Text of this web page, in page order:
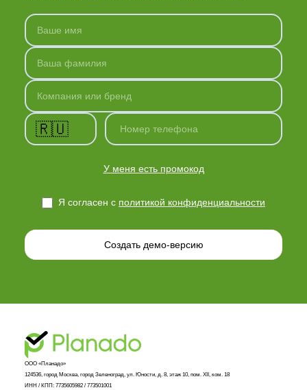
Ваше имя
Ваша фамилия
Компания или бренд
🇷🇺 Номер телефона
У меня есть промокод
Я согласен с политикой конфиденциальности
Создать демо-версию
ООО «Планадо»
124536, город Москва, город Зеленоград, ул. Юности, д. 8, этаж 10, пом. XII, ком. 18
ИНН / КПП: 7735605982 / 773501001